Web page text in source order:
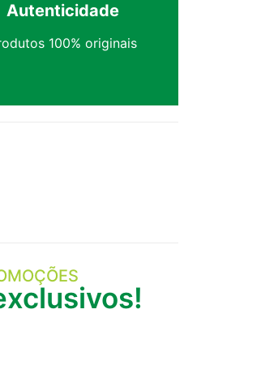
Autenticidade
100% originais